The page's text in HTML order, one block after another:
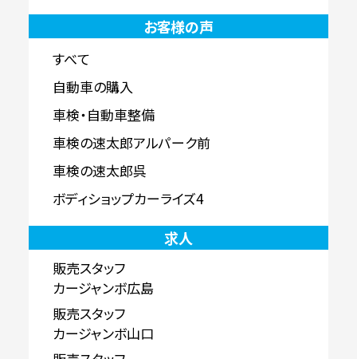
お客様の声
すべて
自動車の購入
車検・自動車整備
車検の速太郎アルパーク前
車検の速太郎呉
ボディショップカーライズ4
求人
販売スタッフ
カージャンボ広島
販売スタッフ
カージャンボ山口